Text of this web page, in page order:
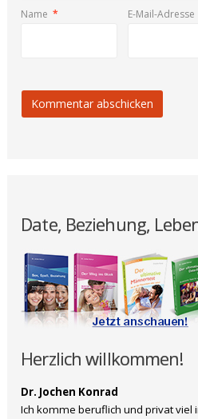
Name * E-Mail-Adresse
Date, Beziehung,
Herzlich willkommen!
Dr. Jochen Konrad
Ich komme beruflich und privat viel